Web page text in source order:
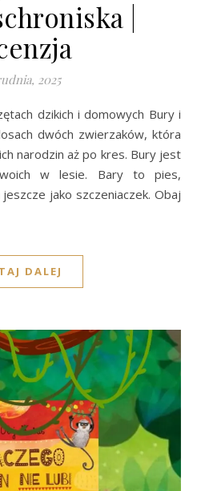
|
2025
dwóch zwierzaków, która
narodzin aż po kres. Bury jest
w lesie. Bary to pies,
jako szczeniaczek. Obaj
DALEJ